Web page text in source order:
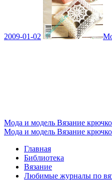
2009-01-02
Мода и модель Вязание
Мода и модель Вязание
Главная
Библиотека
Вязание
Любимые журналы по